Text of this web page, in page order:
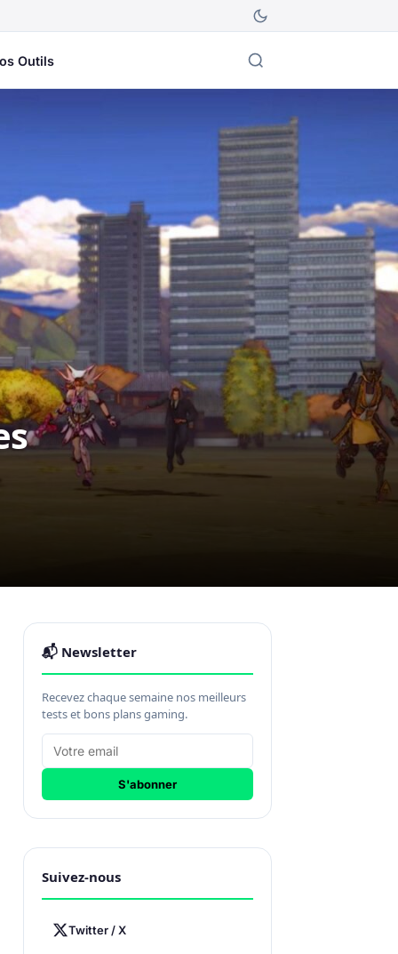
Outils
📬 Newsletter
Recevez chaque semaine nos meilleurs
tests et bons plans gaming.
S'abonner
Suivez-nous
Twitter / X